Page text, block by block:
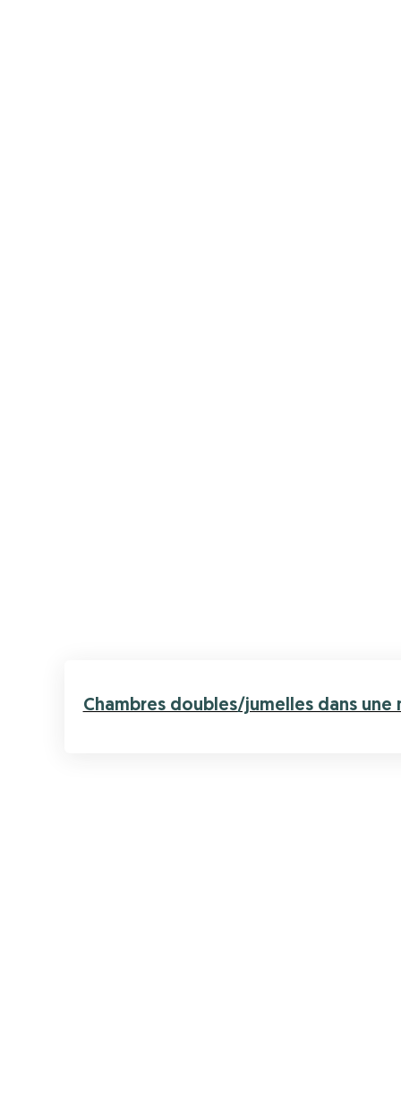
Chambres doubles/jumelles dans